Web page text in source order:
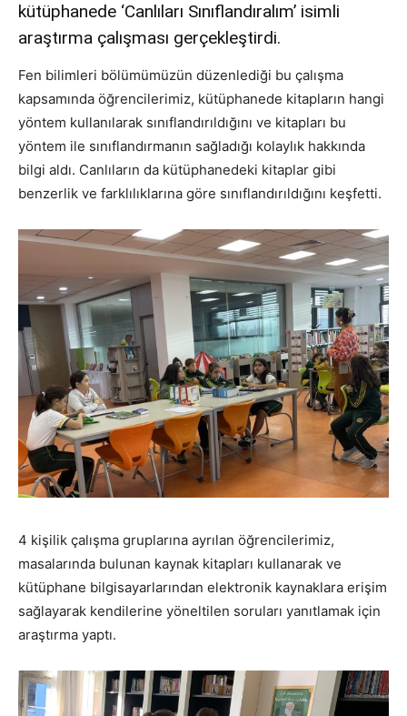
kütüphanede ‘Canlıları Sınıflandıralım’ isimli
araştırma çalışması gerçekleştirdi.
Fen bilimleri bölümümüzün düzenlediği bu çalışma
kapsamında öğrencilerimiz, kütüphanede kitapların hangi
yöntem kullanılarak sınıflandırıldığını ve kitapları bu
yöntem ile sınıflandırmanın sağladığı kolaylık hakkında
bilgi aldı. Canlıların da kütüphanedeki kitaplar gibi
benzerlik ve farklılıklarına göre sınıflandırıldığını keşfetti.
4 kişilik çalışma gruplarına ayrılan öğrencilerimiz,
masalarında bulunan kaynak kitapları kullanarak ve
kütüphane bilgisayarlarından elektronik kaynaklara erişim
sağlayarak kendilerine yöneltilen soruları yanıtlamak için
araştırma yaptı.